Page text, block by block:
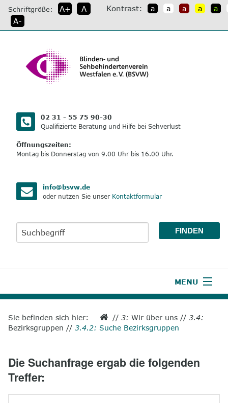
direkt
zum
Inhalt
Schriftgröße: A+
A
A-
Kontrast: a a a a a
02 31 - 55 75 90-30
Qualifizierte Beratung und Hilfe bei Sehverlust
Öffnungszeiten:
Montag bis Donnerstag von 9.00 Uhr bis 16.00 Uhr.
info@bsvw.de
oder nutzen Sie unser Kontaktformular
MENU
2
Aktuelles
4
Unsere Leistungen
Sie befinden sich hier: //3:Wir über uns //3.4:
Bezirksgruppen //3.4.2: Suche Bezirksgruppen
Die Suchanfrage ergab die folgenden
Treffer: